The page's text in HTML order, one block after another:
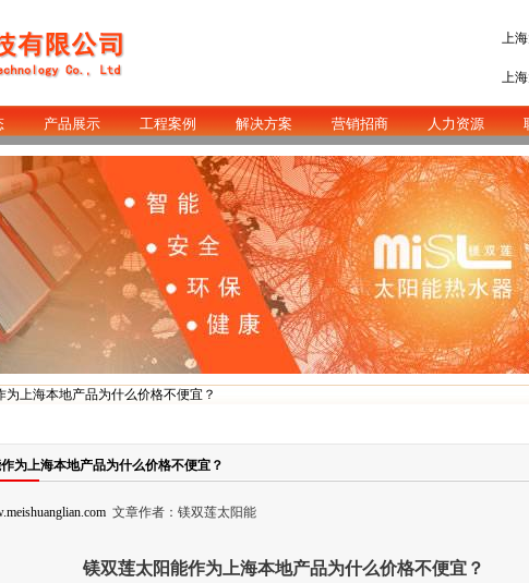
上
上
产品展示 工程案例 解决方案 营销招商 人力资源
上海本地产品为什么价格不便宜？
为上海本地产品为什么价格不便宜？
文章作者：镁双莲太阳能
镁双莲太阳能作为上海本地产品为什么价格不便宜？